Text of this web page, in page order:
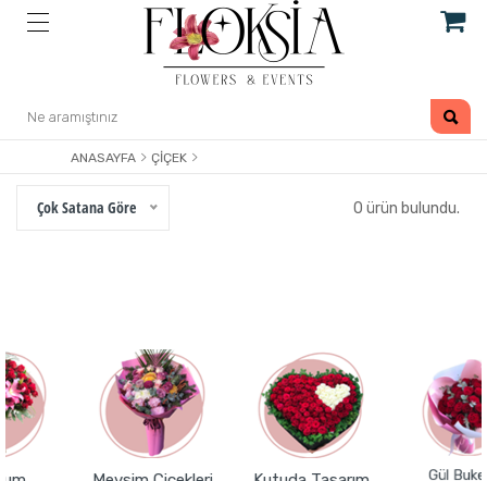
ANASAYFA ÇIÇEK
Çok Satana Göre 0 ürün bulundu.